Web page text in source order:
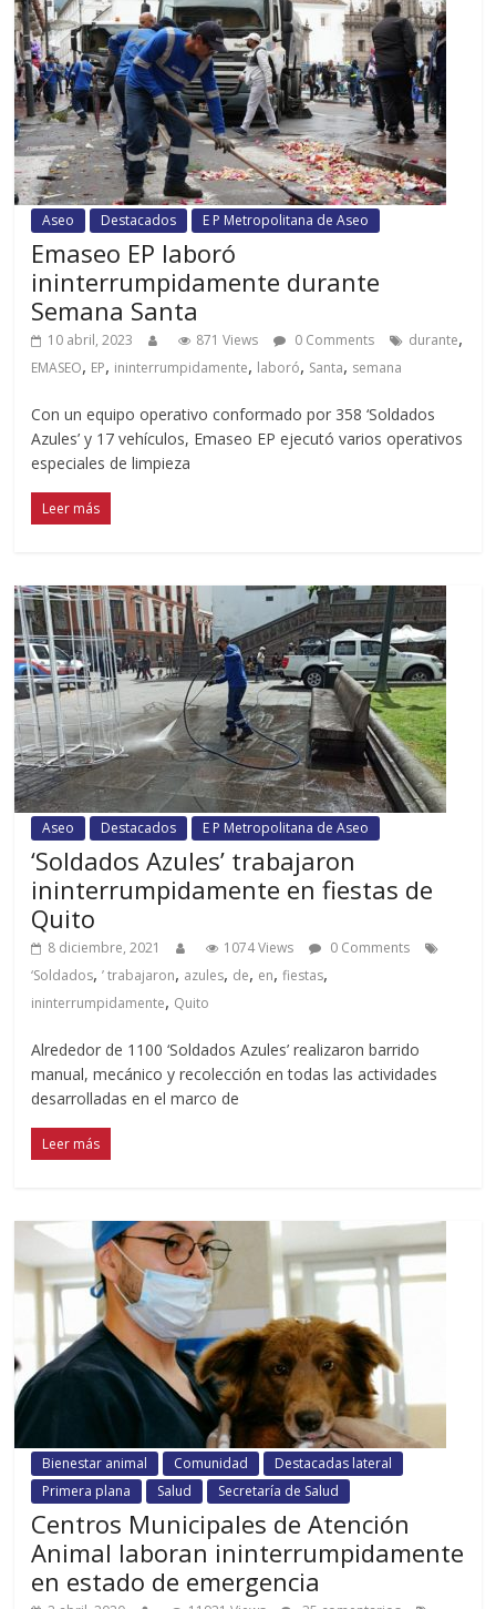
Aseo Destacados E P Metropolitana de Aseo
Emaseo EP laboró
ininterrumpidamente durante
Semana Santa
10 abril, 2023 871 Views 0 Comments durante,
EMASEO, EP, ininterrumpidamente, laboró, Santa, semana
Con un equipo operativo conformado por 358 ‘Soldados
Azules’ y 17 vehículos, Emaseo EP ejecutó varios operativos
especiales de limpieza
Leer más
Aseo Destacados E P Metropolitana de Aseo
‘Soldados Azules’ trabajaron
ininterrumpidamente en fiestas de
Quito
8 diciembre, 2021 1074 Views
0 Comments
‘Soldados,’ trabajaron, azules, de, en,fiestas,
ininterrumpidamente, Quito
Alrededor de 1100 ‘Soldados Azules’ realizaron barrido
manual, mecánico y recolección en todas las actividades
desarrolladas en el marco de
Leer más
Bienestar animal Comunidad
Destacadas lateral
Primera plana
Salud Secretaría de Salud
Centros Municipales de Atención
Animal laboran ininterrumpidamente
en estado de emergencia